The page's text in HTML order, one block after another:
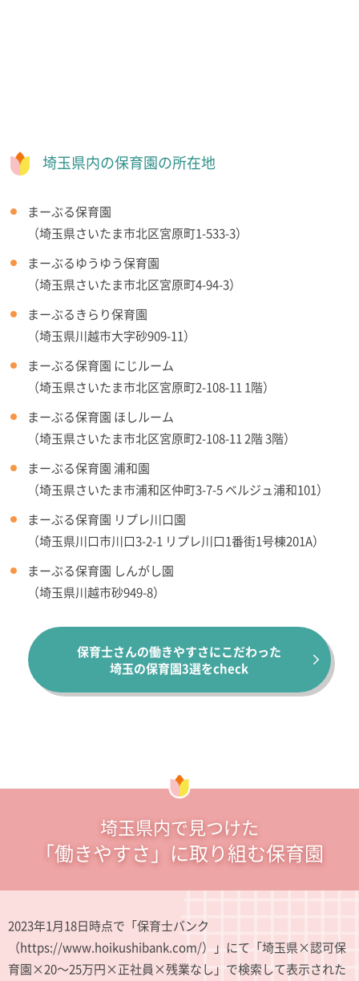
埼玉県内の保育園の所在地
まーぶる保育園
（埼玉県さいたま市北区宮原町1-533-3）
まーぶるゆうゆう保育園
（埼玉県さいたま市北区宮原町4-94-3）
まーぶるきらり保育園
（埼玉県川越市大字砂909-11）
まーぶる保育園 にじルーム
（埼玉県さいたま市北区宮原町2-108-11 1階）
まーぶる保育園 ほしルーム
（埼玉県さいたま市北区宮原町2-108-11 2階 3階）
まーぶる保育園 浦和園
（埼玉県さいたま市浦和区仲町3-7-5 ベルジュ浦和101）
まーぶる保育園 リプレ川口園
（埼玉県川口市川口3-2-1 リプレ川口1番街1号棟201A）
まーぶる保育園 しんがし園
（埼玉県川越市砂949-8）
保育士さんの働きやすさにこだわった
埼玉の保育園3選をcheck
埼玉県内で見つけた
「働きやすさ」に取り組む保育園
2023年1月18日時点で「保育士バンク
（https://www.hoikushibank.com/）」にて「埼玉県×認可保
育園×20～25万円×正社員×残業なし」で検索して表示された